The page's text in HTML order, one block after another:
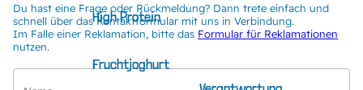
High Protein
Fruchtjoghurt
Du hast eine Frage oder Rückmeldung? Dann trete einfach und
schnell über das Kontaktformular mit uns in Verbindung.
Im Falle einer Reklamation, bitte das Formular für Reklamationen
nutzen.